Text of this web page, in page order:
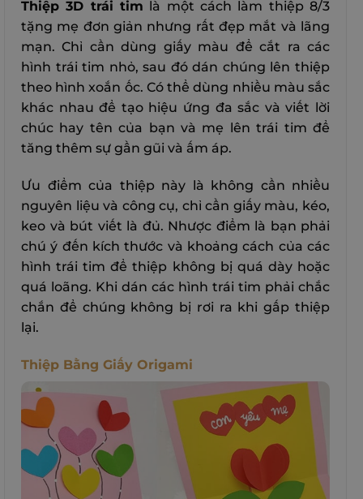
Thiệp 3D trái tim là một cách làm thiệp 8/3
tặng mẹ đơn giản nhưng rất đẹp mắt và lãng
mạn. Chỉ cần dùng giấy màu để cắt ra các
hình trái tim nhỏ, sau đó dán chúng lên thiệp
theo hình xoắn ốc. Có thể dùng nhiều màu sắc
khác nhau để tạo hiệu ứng đa sắc và viết lời
chúc hay tên của bạn và mẹ lên trái tim để
tăng thêm sự gần gũi và ấm áp.
Ưu điểm của thiệp này là không cần nhiều
nguyên liệu và công cụ, chỉ cần giấy màu, kéo,
keo và bút viết là đủ. Nhược điểm là bạn phải
chú ý đến kích thước và khoảng cách của các
hình trái tim để thiệp không bị quá dày hoặc
quá loãng. Khi dán các hình trái tim phải chắc
chắn để chúng không bị rơi ra khi gấp thiệp
lại.
Thiệp Bằng Giấy Origami